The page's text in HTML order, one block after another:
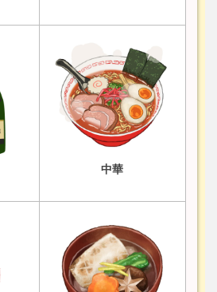
中華